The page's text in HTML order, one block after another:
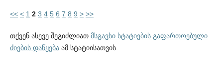
<< < 1 2 3 4 5 6 7 8 9 > >>
თქვენ ასევე შეგიძლიათ მსგავსი სტატიების გაფართოებული
ძიების დაწყებაამ სტატიისათვის.